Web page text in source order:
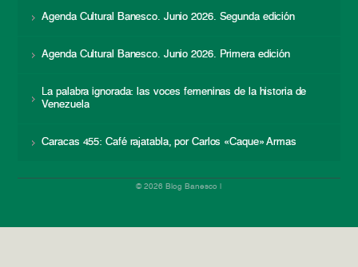
Agenda Cultural Banesco. Junio 2026. Segunda edición
Agenda Cultural Banesco. Junio 2026. Primera edición
La palabra ignorada: las voces femeninas de la historia de
Venezuela
Caracas 455: Café rajatabla, por Carlos «Caque» Armas
© 2026 Blog Banesco |